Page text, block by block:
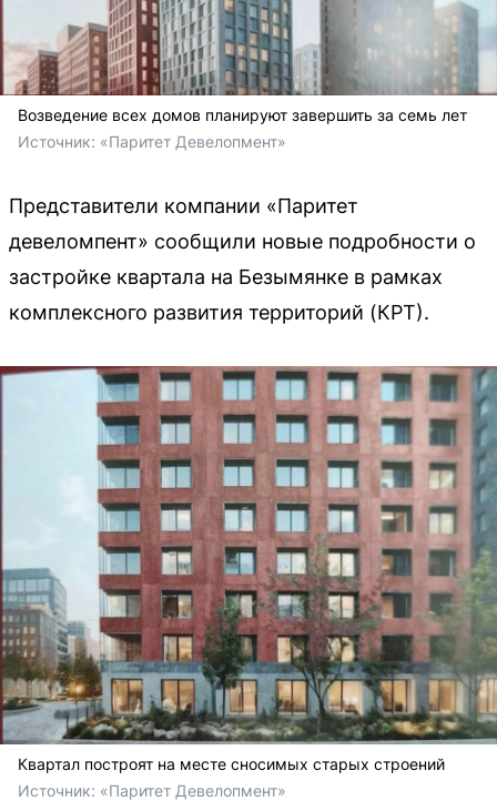
Возведение всех домов планируют завершить за семь лет
Источник: «Паритет Девелопмент»
Представители компании «Паритет
девеломпент» сообщили новые подробности о
застройке квартала на Безымянке в рамках
комплексного развития территорий (КРТ).
Квартал построят на месте сносимых старых строений
Источник: «Паритет Девелопмент»